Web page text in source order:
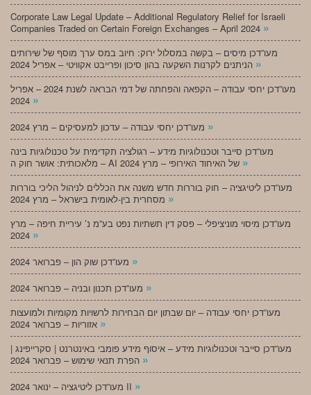
Corporate Law Legal Update – Additional Regulatory Relief for Israeli
Companies Traded on Certain Foreign Exchanges – April 2024 »
מעו”דכן מיסים – בקשה במסלול ירוק: חיוב במס ערך מוסף של שירותים
»
מעו”דכן יחסי עבודה – הקפאה והפחתה של דמי הבראה לשנת 2024 – אפריל
»
»
מעו”דכן סייבר וטכנולוגיות מידע – רגולציה תקדימית על טכנולוגיות בינה
»
מעו”דכן ליטיגציה – חוק בוררות חדש משנה את הכללים לניהול הליכי בוררות
»
מעו”דכן מיסוי מוניציפלי – פסק דין תשתיות נפט בע”מ נ’ עיריית חיפה – מרץ
»
»
»
מעו”דכן יחסי עבודה – יום שבתון יום הבחירות לרשויות מקומיות ולמועצות
»
מעו”דכן סייבר וטכנולוגיות מידע – איסוף מידע פומבי באינטרנט | סקרייפינג |
»
מעו”דכן ליטיגציה – ינואר 2024 II »